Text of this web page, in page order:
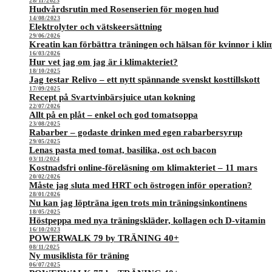
Hudvårdsrutin med Rosenserien för mogen hud
14/08/2023
Elektrolyter och vätskeersättning
29/06/2026
Kreatin kan förbättra träningen och hälsan för kvinnor i
16/03/2026
Hur vet jag om jag är i klimakteriet?
18/10/2025
Jag testar Relivo – ett nytt spännande svenskt kosttillskott
17/09/2025
Recept på Svartvinbärsjuice utan kokning
22/07/2026
Allt på en plåt – enkel och god tomatsoppa
23/08/2025
Rabarber – godaste drinken med egen rabarbersyrup
29/05/2025
Lenas pasta med tomat, basilika, ost och bacon
03/11/2024
Kostnadsfri online-föreläsning om klimakteriet – 11 mars
20/02/2026
Måste jag sluta med HRT och östrogen inför operation?
28/01/2026
Nu kan jag löpträna igen trots min träningsinkontinens
18/05/2025
Höstpeppa med nya träningskläder, kollagen och D-vitamin
16/10/2023
POWERWALK 79 by TRÄNING 40+
08/11/2025
Ny musiklista för träning
06/07/2025